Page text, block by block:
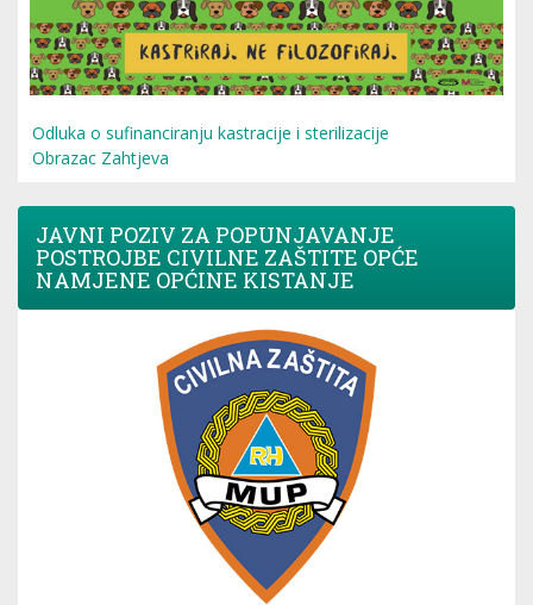
Odluka o sufinanciranju kastracije i sterilizacije
Obrazac Zahtjeva
JAVNI POZIV ZA POPUNJAVANJE
POSTROJBE CIVILNE ZAŠTITE OPĆE
NAMJENE OPĆINE KISTANJE